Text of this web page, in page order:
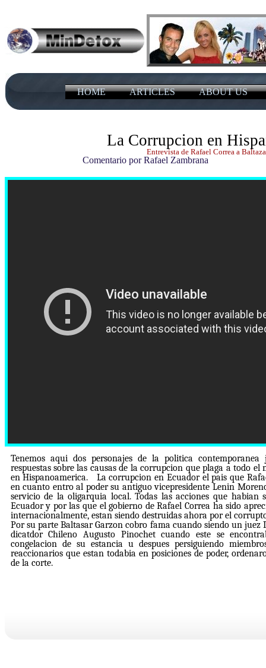
HOME ARTICLES ABOUT US
La Corrupcion en
Entrevista de Rafael Correa a
Comentario por Rafael Zambrana
Tenemos aqui dos personajes de la politica
respuestas sobre las causas de la corrupcion que plaga a todo
en Hispanoamerica. La corrupcion en Ecuador el pais que
en cuanto entro al poder su antiguo vicepresidente Lenin
servicio de la oligarquia local. Todas las acciones que
Ecuador y por las que el gobierno de Rafael Correa ha sido
internacionalmente, estan siendo destruidas ahora por el
Por su parte Baltasar Garzon cobro fama cuando siendo un
dicatdor Chileno Augusto Pinochet cuando este se
congelacion de su estancia u despues persiguiendo
reaccionarios que estan todabia en posiciones de poder,
de la corte.